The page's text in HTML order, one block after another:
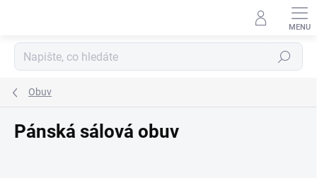
Hledat
Obuv
Pánská sálová obuv